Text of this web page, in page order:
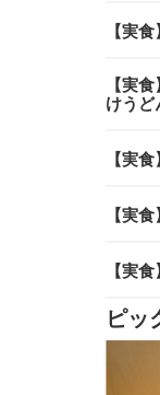
【実
【実
けうど
【実
【実
【実
ピッ